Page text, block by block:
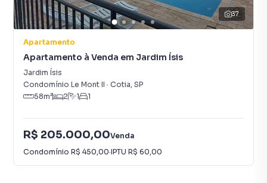
37
Apartamento
Apartamento à Venda em Jardim Ísis
Jardim Ísis
Condomínio Le Mont II · Cotia, SP
58m² 2 1 1
R$ 205.000,00Venda
Condomínio R$ 450,00·IPTU R$ 60,00